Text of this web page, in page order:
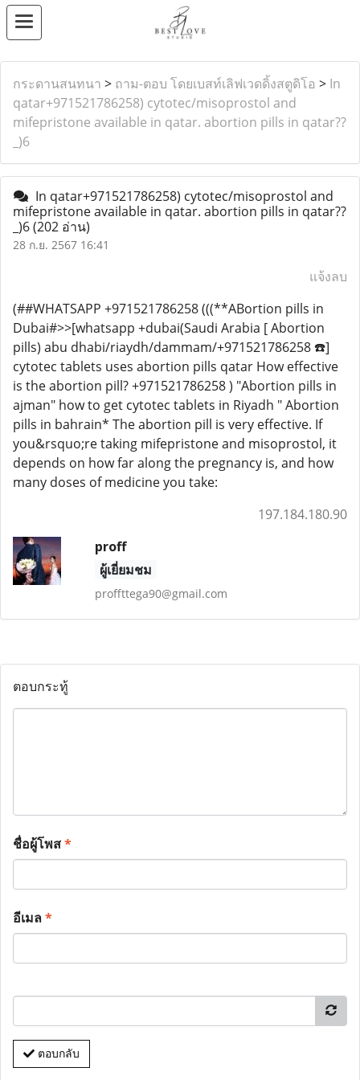
กระดานสนทนา > ถาม-ตอบ โดยเบสท์เลิฟเวดดิ้งสตูดิโอ > In
qatar+971521786258) cytotec/misoprostol and
mifepristone available in qatar. abortion pills in qatar??
_)6
In qatar+971521786258) cytotec/misoprostol and
mifepristone available in qatar. abortion pills in qatar??
_)6(202 อ่าน)
28 ก.ย. 2567 16:41
แจ้งลบ
(##WHATSAPP +971521786258 (((**ABortion pills in
Dubai#>>[whatsapp +dubai(Saudi Arabia [ Abortion
pills) abu dhabi/riaydh/dammam/+971521786258 ☎️]
cytotec tablets uses abortion pills qatar How effective
is the abortion pill? +971521786258 ) "Abortion pills in
ajman" how to get cytotec tablets in Riyadh " Abortion
pills in bahrain* The abortion pill is very effective. If
you&rsquo;re taking mifepristone and misoprostol, it
depends on how far along the pregnancy is, and how
many doses of medicine you take:
197.184.180.90
proff
ผู้เยี่ยมชม
proffttega90@gmail.com
ตอบกระทู้
ชื่อผู้โพส*
อีเมล*
ตอบกลับ